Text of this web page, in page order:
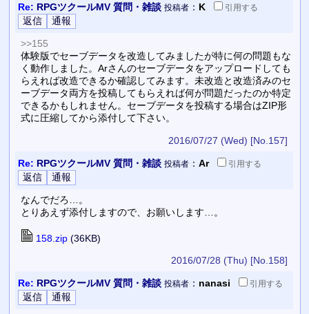
Re: RPGツクールMV 質問・雑談 投稿者： K 引用する
>>155
体験版でセーブデータを改造してみましたが特に何の問題もな
く動作しました。Arさんのセーブデータをアップロードしても
らえれば改造できるか確認してみます。未改造と改造済みのセ
ーブデータ両方を投稿してもらえれば何が問題だったのか特定
できるかもしれません。セーブデータを投稿する場合はZIP形
式に圧縮してから添付して下さい。
2016/07/27 (Wed) [No.157]
Re: RPGツクールMV 質問・雑談 投稿者： Ar 引用する
なんでだろ…。
とりあえず添付しますので、お願いします…。
158.zip(36KB)
2016/07/28 (Thu) [No.158]
Re: RPGツクールMV 質問・雑談 投稿者： nanasi 引用する